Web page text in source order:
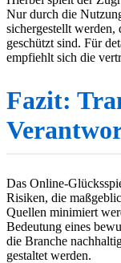
Nur durch die
sichergestellt werden,
geschützt sind. Für
empfiehlt sich die
Fazit:
Das Online-
Risiken, die
Quellen minimiert
Bedeutung eines
die Branche
gestaltet werden.